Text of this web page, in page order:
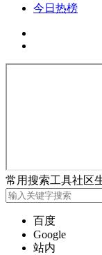
今日热榜
常用搜索工具社区
百度
Google
站内